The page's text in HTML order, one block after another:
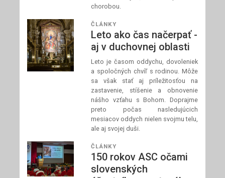
chorobou.
ČLÁNKY
Leto ako čas načerpať -
aj v duchovnej oblasti
Leto je časom oddychu, dovoleniek
a spoločných chvíľ s rodinou. Môže
sa však stať aj príležitosťou na
zastavenie, stíšenie a obnovenie
nášho vzťahu s Bohom. Doprajme
preto počas nasledujúcich
mesiacov oddych nielen svojmu telu,
ale aj svojej duši.
ČLÁNKY
150 rokov ASC očami
slovenských